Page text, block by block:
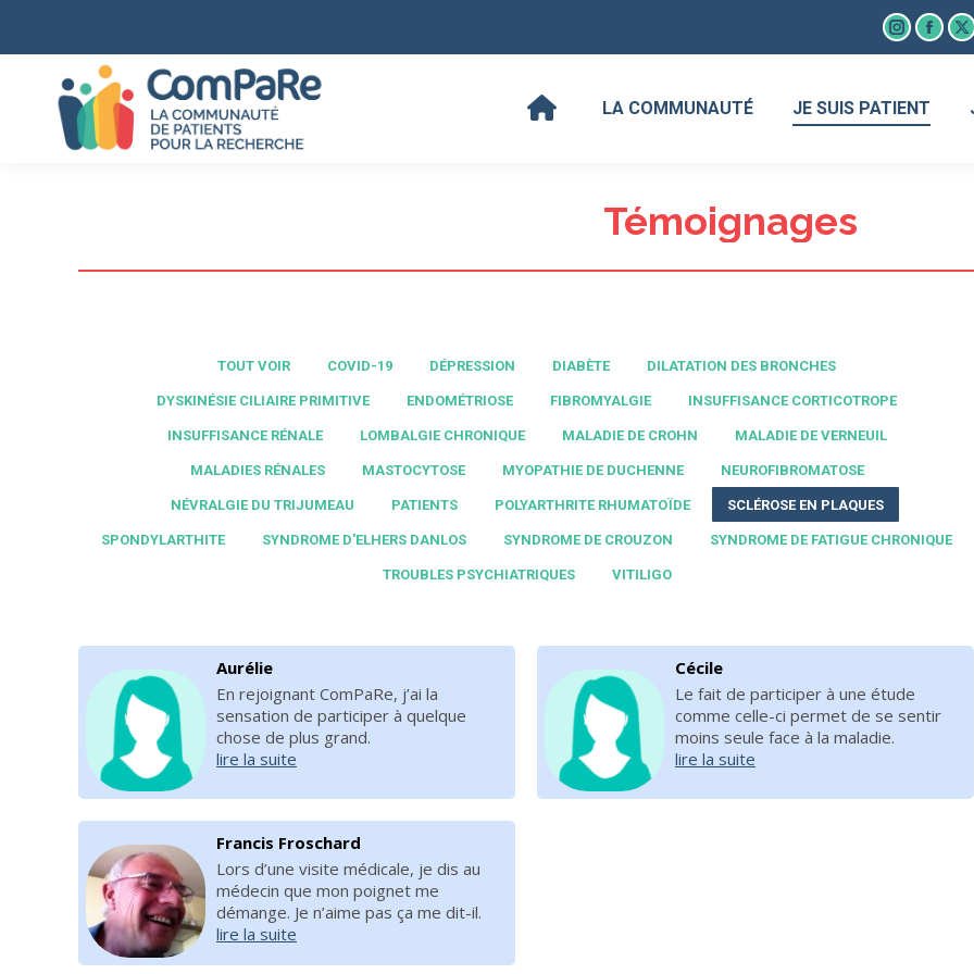
Instagram
opens
in
opens
in
X
LA COMMUNAUTÉ JE SUIS PATIENT
Témoignages
TOUT VOIR COVID-19 DÉPRESSION DIABÈTE DILATATION DES BRONCHES
DYSKINÉSIE CILIAIRE PRIMITIVE ENDOMÉTRIOSE FIBROMYALGIE INSUFFISANCE CORTICOTROPE
INSUFFISANCE RÉNALE LOMBALGIE CHRONIQUE MALADIE DE CROHN MALADIE DE VERNEUIL
MALADIES RÉNALES MASTOCYTOSE MYOPATHIE DE DUCHENNE NEUROFIBROMATOSE
NÉVRALGIE DU TRIJUMEAU PATIENTS POLYARTHRITE RHUMATOÏDE SCLÉROSE EN PLAQUES
SPONDYLARTHITE SYNDROME D'ELHERS DANLOS SYNDROME DE CROUZON SYNDROME DE FATIGUE CHRONIQUE
TROUBLES PSYCHIATRIQUES VITILIGO
Aurélie
En rejoignant ComPaRe, j’ai la
sensation de participer à quelque
chose de plus grand.
lire la suite
Cécile
Le fait de participer à une étude
comme celle-ci permet de se sentir
moins seule face à la maladie.
lire la suite
Francis Froschard
Lors d’une visite médicale, je dis au
médecin que mon poignet me
démange. Je n’aime pas ça me dit-il.
lire la suite
JE SUIS PATIENT